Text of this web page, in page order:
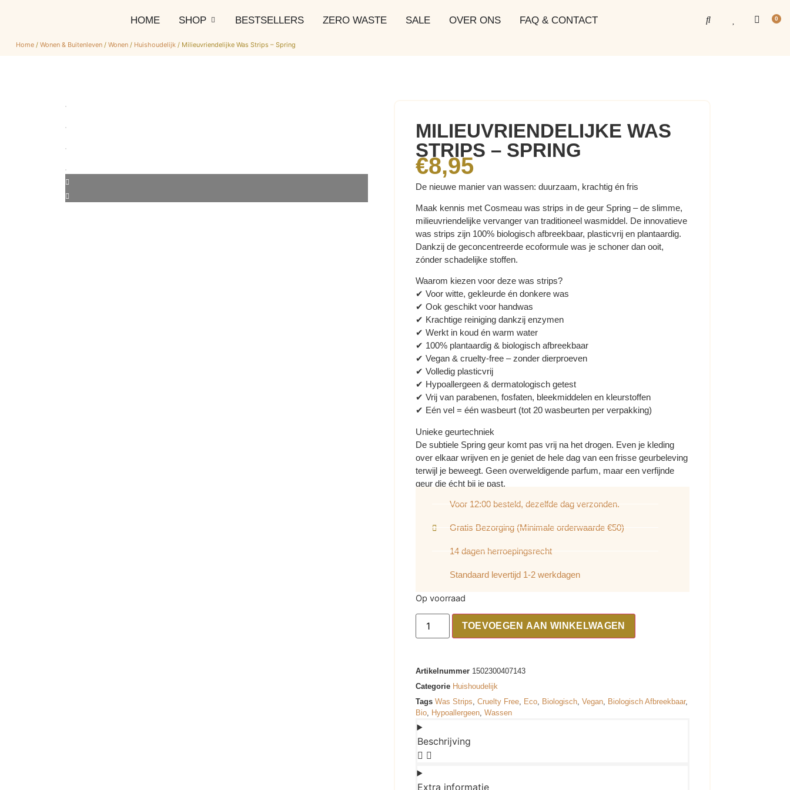
HOME SHOP BESTSELLERS ZERO WASTE SALE OVER ONS FAQ & CONTACT 0
Home/ Wonen & Buitenleven/ Wonen/ Huishoudelijk/ Milieuvriendelijke Was Strips – Spring
MILIEUVRIENDELIJKE WAS
STRIPS – SPRING
€8,95
De nieuwe manier van wassen: duurzaam, krachtig én fris
Maak kennis met Cosmeau was strips in de geur Spring – de slimme,
milieuvriendelijke vervanger van traditioneel wasmiddel. De innovatieve
was strips zijn 100% biologisch afbreekbaar, plasticvrij en plantaardig.
Dankzij de geconcentreerde ecoformule was je schoner dan ooit,
zónder schadelijke stoffen.
Waarom kiezen voor deze was strips?
✔ Voor witte, gekleurde én donkere was
✔ Ook geschikt voor handwas
✔ Krachtige reiniging dankzij enzymen
✔ Werkt in koud én warm water
✔ 100% plantaardig & biologisch afbreekbaar
✔ Vegan & cruelty-free – zonder dierproeven
✔ Volledig plasticvrij
✔ Hypoallergeen & dermatologisch getest
✔ Vrij van parabenen, fosfaten, bleekmiddelen en kleurstoffen
✔ Eén vel = één wasbeurt (tot 20 wasbeurten per verpakking)
Unieke geurtechniek
De subtiele Spring geur komt pas vrij na het drogen. Even je kleding
over elkaar wrijven en je geniet de hele dag van een frisse geurbeleving
terwijl je beweegt. Geen overweldigende parfum, maar een verfijnde
geur die écht bij je past.
Voor 12:00 besteld, dezelfde dag verzonden.
Gratis Bezorging (Minimale orderwaarde €50)
14 dagen herroepingsrecht
Standaard levertijd 1-2 werkdagen
Op voorraad
TOEVOEGEN AAN WINKELWAGEN
Artikelnummer 1502300407143
Categorie Huishoudelijk
Tags Was Strips Cruelty Free, Eco, Biologisch, Vegan, Biologisch Afbreekbaar,
Bio, Hypoallergeen, Wassen
Beschrijving
Extra informatie